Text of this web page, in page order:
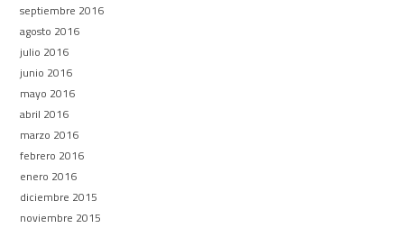
septiembre 2016
agosto 2016
julio 2016
junio 2016
mayo 2016
abril 2016
marzo 2016
febrero 2016
enero 2016
diciembre 2015
noviembre 2015